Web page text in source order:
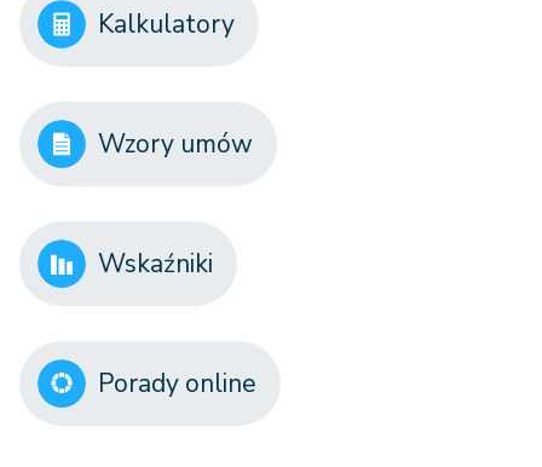
Kalkulatory
Wzory umów
Wskaźniki
Porady online